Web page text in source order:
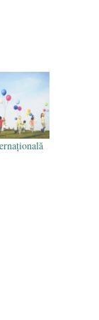
din Iași